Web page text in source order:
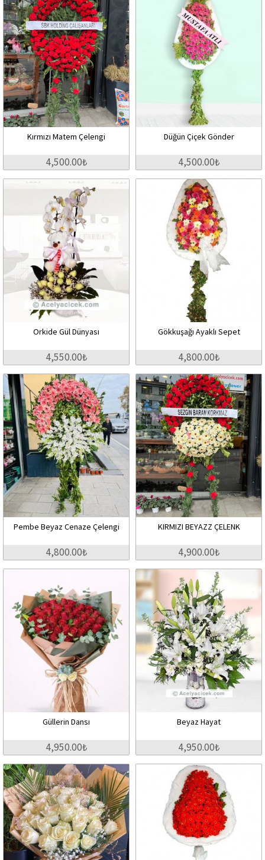
Kırmızı Matem Çelengi
4,500.00₺
Düğün Çiçek Gönder
4,500.00₺
Orkide Gül Dünyası
4,550.00₺
Gökkuşağı Ayaklı Sepet
4,800.00₺
Pembe Beyaz Cenaze Çelengi
4,800.00₺
KIRMIZI BEYAZZ ÇELENK
4,900.00₺
Güllerin Dansı
4,950.00₺
Beyaz Hayat
4,950.00₺